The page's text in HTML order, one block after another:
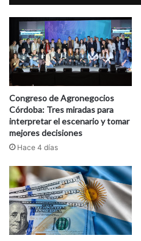
Congreso de Agronegocios
Córdoba: Tres miradas para
interpretar el escenario y tomar
mejores decisiones
Hace 4 días